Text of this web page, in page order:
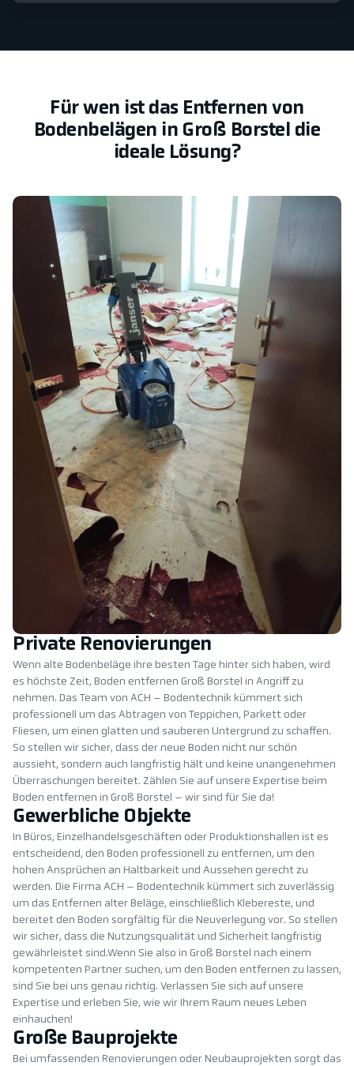
Für wen ist das Entfernen von
Bodenbelägen in Groß Borstel die
ideale Lösung?
Private Renovierungen
Wenn alte Bodenbeläge ihre besten Tage hinter sich haben, wird
es höchste Zeit, Boden entfernen Groß Borstel in Angriff zu
nehmen. Das Team von ACH – Bodentechnik kümmert sich
professionell um das Abtragen von Teppichen, Parkett oder
Fliesen, um einen glatten und sauberen Untergrund zu schaffen.
So stellen wir sicher, dass der neue Boden nicht nur schön
aussieht, sondern auch langfristig hält und keine unangenehmen
Überraschungen bereitet. Zählen Sie auf unsere Expertise beim
Boden entfernen in Groß Borstel – wir sind für Sie da!
Gewerbliche Objekte
In Büros, Einzelhandelsgeschäften oder Produktionshallen ist es
entscheidend, den Boden professionell zu entfernen, um den
hohen Ansprüchen an Haltbarkeit und Aussehen gerecht zu
werden. Die Firma ACH – Bodentechnik kümmert sich zuverlässig
um das Entfernen alter Beläge, einschließlich Klebereste, und
bereitet den Boden sorgfältig für die Neuverlegung vor. So stellen
wir sicher, dass die Nutzungsqualität und Sicherheit langfristig
gewährleistet sind.Wenn Sie also in Groß Borstel nach einem
kompetenten Partner suchen, um den Boden entfernen zu lassen,
sind Sie bei uns genau richtig. Verlassen Sie sich auf unsere
Expertise und erleben Sie, wie wir Ihrem Raum neues Leben
einhauchen!
Große Bauprojekte
Bei umfassenden Renovierungen oder Neubauprojekten sorgt das